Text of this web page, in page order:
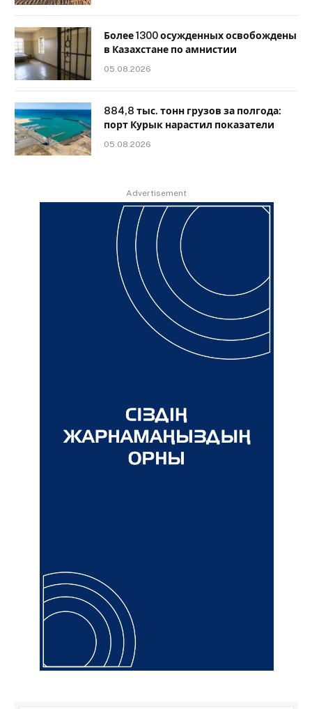
Более 1300 осужденных освобождены
в Казахстане по амнистии
05.08.2026
884,8 тыс. тонн грузов за полгода:
порт Курык нарастил показатели
05.08.2026
Advertisement